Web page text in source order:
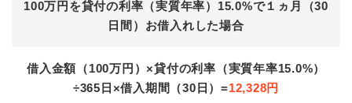
100万円を貸付の利率（実質年率）15.0%で１ヵ月（30
日間）お借入れした場合
借入金額（100万円）×貸付の利率（実質年率15.0%）
÷365日×借入期間（30日）=12,328円